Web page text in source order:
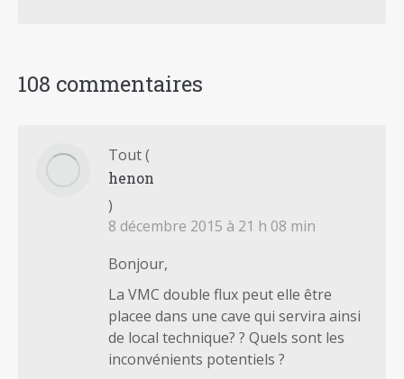
108 commentaires
Tout(
henon
)
8 décembre 2015 à 21 h 08 min
Bonjour,
La VMC double flux peut elle être
placee dans une cave qui servira ainsi
de local technique? ? Quels sont les
inconvénients potentiels ?